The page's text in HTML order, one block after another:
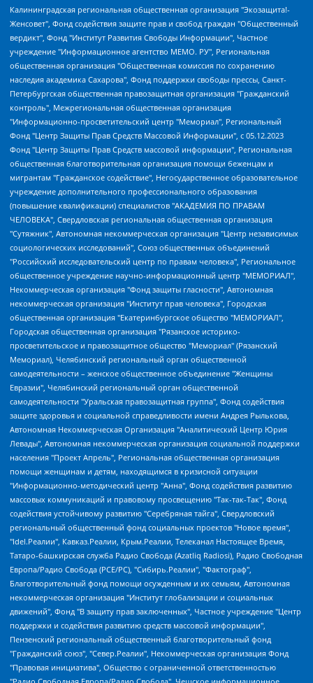
Калининградская региональная общественная организация "Экозащита!-Женсовет", Фонд содействия защите прав и свобод граждан "Общественный вердикт", Фонд "Институт Развития Свободы Информации", Частное учреждение "Информационное агентство МЕМО. РУ", Региональная общественная организация "Общественная комиссия по сохранению наследия академика Сахарова", Фонд поддержки свободы прессы, Санкт-Петербургская общественная правозащитная организация "Гражданский контроль", Межрегиональная общественная организация "Информационно-просветительский центр "Мемориал", Региональный Фонд "Центр Защиты Прав Средств Массовой Информации", с 05.12.2023 Фонд "Центр Защиты Прав Средств массовой информации", Региональная общественная благотворительная организация помощи беженцам и мигрантам "Гражданское содействие", Негосударственное образовательное учреждение дополнительного профессионального образования (повышение квалификации) специалистов "АКАДЕМИЯ ПО ПРАВАМ ЧЕЛОВЕКА", Свердловская региональная общественная организация "Сутяжник", Автономная некоммерческая организация "Центр независимых социологических исследований", Союз общественных объединений "Российский исследовательский центр по правам человека", Региональное общественное учреждение научно-информационный центр "МЕМОРИАЛ", Некоммерческая организация "Фонд защиты гласности", Автономная некоммерческая организация "Институт прав человека", Городская общественная организация "Екатеринбургское общество "МЕМОРИАЛ", Городская общественная организация "Рязанское историко-просветительское и правозащитное общество "Мемориал" (Рязанский Мемориал), Челябинский региональный орган общественной самодеятельности – женское общественное объединение "Женщины Евразии", Челябинский региональный орган общественной самодеятельности "Уральская правозащитная группа", Фонд содействия защите здоровья и социальной справедливости имени Андрея Рылькова, Автономная Некоммерческая Организация "Аналитический Центр Юрия Левады", Автономная некоммерческая организация социальной поддержки населения "Проект Апрель", Региональная общественная организация помощи женщинам и детям, находящимся в кризисной ситуации "Информационно-методический центр "Анна", Фонд содействия развитию массовых коммуникаций и правовому просвещению "Так-так-Так", Фонд содействия устойчивому развитию "Серебряная тайга", Свердловский региональный общественный фонд социальных проектов "Новое время", "Idel.Реалии", Кавказ.Реалии, Крым.Реалии, Телеканал Настоящее Время, Татаро-башкирская служба Радио Свобода (Azatliq Radiosi), Радио Свободная Европа/Радио Свобода (PCE/PC), "Сибирь.Реалии", "Фактограф", Благотворительный фонд помощи осужденным и их семьям, Автономная некоммерческая организация "Институт глобализации и социальных движений", Фонд "В защиту прав заключенных", Частное учреждение "Центр поддержки и содействия развитию средств массовой информации", Пензенский региональный общественный благотворительный фонд "Гражданский союз", "Север.Реалии", Некоммерческая организация Фонд "Правовая инициатива", Общество с ограниченной ответственностью "Радио Свободная Европа/Радио Свобода", Чешское информационное агентство "MEDIUM-ORIENT", Красноярская региональная общественная организация "Мы против СПИДа", Камалягин Денис Николаевич, Маркелов Сергей Евгеньевич, Пономарев Лев Александрович, Савицкая Людмила Алексеевна, Автономная некоммерческая организация "Центр по работе с проблемой насилия "НАСИЛИЮ.НЕТ", Межрегиональный профессиональный союз работников здравоохранения "Альянс врачей", Юридическое лицо, зарегистрированное в Латвийской Республике, SIA "Medusa Project" (регистрационный номер 40103797863, дата регистрации 10.06.2014), Некоммерческая организация "Фонд по борьбе с коррупцией", Автономная некоммерческая организация "Институт права и публичной политики", Баданин Роман Сергеевич, Гликин Максим Александрович, Железнова Мария Михайловна, Лукьянова Юлия Сергеевна, Маетная Елизавета Витальевна, Маняхин Петр Борисович, Чуракова Ольга Владимировна, Ярош Юлия Петровна, Юридическое лицо "The Insider SIA", зарегистрированное в Риге, Латвийская Республика (дата регистрации 26.06.2015), являющееся администратором доменного имени интернет-издания "The Insider SIA", https://theins.ru, Постернак Алексей Евгеньевич, Рубин Михаил Аркадьевич, Анин Роман Александрович, Юридическое лицо Istories fonds, зарегистрированное в Латвийской Республике (регистрационный номер 50008295751, дата регистрации 24.02.2020), Великовский Дмитрий Александрович, Долинина Ирина Николаевна, Мароховская Алеся Алексеевна, Шлейнов Роман Юрьевич, Шмагун Олеся Валентиновна, Общество с ограниченной ответственностью "Альтаир 2021", Общество с ограниченной ответственностью "Вега 2021", Общество с ограниченной ответственностью "Главный редактор 2021", Общество с ограниченной ответственностью "Ромашки монолит", Важенков Артем Валерьевич, Ивановская областная общественная организация "Центр гендерных исследований", Гурман Юрий Альбертович, Медиапроект "ОВД-Инфо", Егоров Владимир Владимирович, Жилинский Владимир Александрович, Общество с ограниченной ответственностью "ЗП", Иванова София Юрьевна, Карезина Инна Павловна, Кильтау Екатерина Викторовна, Петров Алексей Викторович, Пискунов Сергей Евгеньевич, Смирнов Сергей Сергеевич, Тихонов Михаил Сергеевич, Общество с ограниченной ответственностью "ЖУРНАЛИСТ-ИНОСТРАННЫЙ АГЕНТ", Арапова Галина Юрьевна, Вольтская Татьяна Анатольевна, Американская компания "Mason G.E.S. Anonymous Foundation" (США), являющаяся владельцем интернет-издания https://mnews.world/, Компания "Stichting Bellingcat", зарегистрированная в Нидерландах (дата регистрации 11.07.2018), Захаров Андрей Вячеславович, Клепиковская Екатерина Дмитриевна, Общество с ограниченной ответственностью "МЕМО", Перл Роман Александрович, Симонов Евгений Алексеевич, Соловьева Елена Анатольевна, Сотников Даниил Владимирович, Сурначева Елизавета Дмитриевна, Автономная некоммерческая организация по защите прав человека и информированию населения "Якутия – Наше Мнение", Общество с ограниченной ответственностью "Москоу диджитал медиа", с 26.01.2023 Общество с ограниченной ответственностью "Чайка Белые сады", Ветошкина Валерия Валерьевна, Заговора Максим Александрович, Межрегиональное общественное движение "Российская ЛГБТ - сеть", Оленичев Максим Владимирович, Павлов Иван Юрьевич, Скворцова Елена Сергеевна, Общество с ограниченной ответственностью "Как бы инагент", Кочетков Игорь Викторович, Общество с ограниченной ответственностью "Честные выборы", Еланчик Олег Александрович, Общество с ограниченной ответственностью "Нобелевский призыв", Гималова Регина Эмилевна, Григорьев Андрей Валерьевич, Григорьева Алина Александровна, Ассоциация по содействию защите прав призывников, альтернативнослужащих и военнослужащих "Правозащитная группа "Гражданин.Армия.Право", Хисамова Регина Фаритовна, Автономная некоммерческая организация по реализации социально-правовых программ "Лилит", Дальневосточное общественное движение "Маяк", Санкт-Петербургская ЛГБТ-инициативная группа "Выход", Инициативная группа ЛГБТ+ "Реверс", Алексеев Андрей Викторович, Бекбулатова Таисия Львовна, Беляев Иван Михайлович, Владыкина Елена Сергеевна, Гельман Марат Александрович, Никульшина Вероника Юрьевна, Толоконникова Надежда Андреевна, Шендерович Виктор Анатольевич, Общество с ограниченной ответственностью "Данное сообщение", Общество с ограниченной ответственностью Издательский дом "Новая глава", Айнбиндер Александра Александровна, Московский комьюнити-центр для ЛГБТ+инициатив, Благотворительный фонд развития филантропии, Deutsche Welle (Германия, Kurt-Schumacher-Strasse 3, 53113 Bonn), Борзунова Мария Михайловна, Воробьев Виктор Викторович, Голубева Анна Львовна, Константинова Алла Михайловна, Малкова Ирина Владимировна, Мурадов Мурад Абдулгалимович, Осетинская Елизавета Николаевна, Понасенков Евгений Николаевич, Ганапольский Матвей Юрьевич, Киселев Евгений Алексеевич, Борухович Ирина Григорьевна, Дремин Иван Тимофеевич, Дубровский Дмитрий Викторович, Красноярская региональная общественная организация поддержки и развития альтернативных образовательных технологий и межкультурных коммуникаций "ИНТЕРРА", Маяковская Екатерина Алексеевна, Фейгин Марк Захарович, Филимонов Андрей Викторович, Дзугкоева Регина Николаевна, Доброхотов Роман Александрович, Дудь Юрий Александрович, Елкин Сергей Владимирович, Кругликов Кирилл Игоревич, Сабунаева Мария Леонидовна, Семенов Алексей Владимирович, Шаинян Карен Багратович, Шульман Екатерина Михайловна, Асафьев Артур Валерьевич, Вахштайн Виктор Семенович, Венедиктов Алексей Алексеевич, Лушникова Екатерина Евгеньевна, Волков Леонид Михайлович, Невзоров Александр Глебович, Пархоменко Сергей Борисович, Сироткин Ярослав Николаевич, Кара-Мурза Владимир Владимирович, Баранова Наталья Владимировна, Гозман Леонид Яковлевич, Кагарлицкий Борис Юльевич, Климарев Михаил Валерьевич, Милов Владимир Станиславович, Автономная некоммерческая организация Краснодарский центр современного искусства "Типография", Моргенштерн Алишер Тагирович, Соболь Любовь Эдуардовна, Общество с ограниченной ответственностью "ЛИЗА НОРМ", Каспаров Гарри Кимович, Ходорковский Михаил Борисович, Общество с ограниченной ответственностью "Апрельские тезисы", Данилович Ирина Брониславовна, Кашин Олег Владимирович, Петров Николай Владимирович, Пивоваров Алексей Владимирович, Соколов Михаил Владимирович, Цветкова Юлия Владимировна, Чичваркин Евгений Александрович, Комитет против пыток/Команда против пыток, Общество с ограниченной ответственностью "Первый научный", Общество с ограниченной ответственностью "Вертолет и ко", Белоцерковская Вероника Борисовна, Кац Максим Евгеньевич, Лазарева Татьяна Юрьевна, Шаведдинов Руслан Табризович, Яшин Илья Валерьевич, Общество с ограниченной ответственностью "Иноагент ААВ", Алешковский Дмитрий Петрович, Альбац Евгения Марковна, Быков Дмитрий Львович, Галямина Юлия Евгеньевна, Лойко Сергей Леонидович, Мартынов Кирилл Константинович, Медведев Сергей Александрович, Крашенинников Федор Геннадиевич, Гордеева Катерина Вл